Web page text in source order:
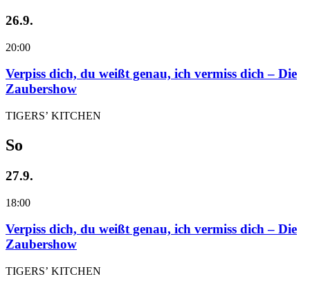
26.9.
20:00
Verpiss dich, du weißt genau, ich vermiss dich – Die
Zaubershow
TIGERS’ KITCHEN
So
27.9.
18:00
Verpiss dich, du weißt genau, ich vermiss dich – Die
Zaubershow
TIGERS’ KITCHEN